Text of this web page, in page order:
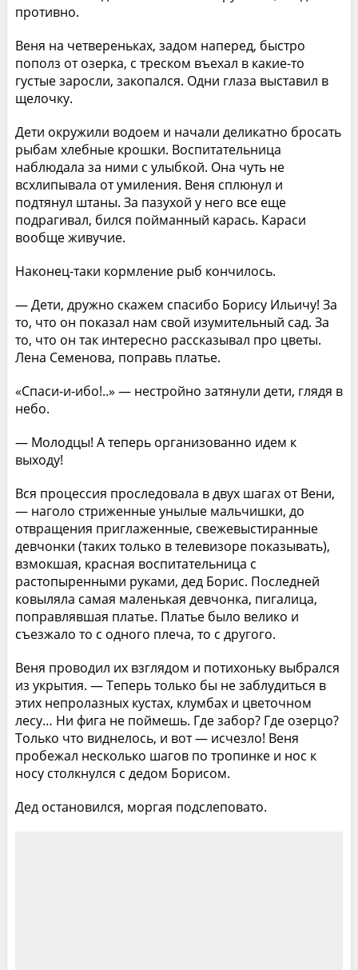
противно.
Веня на четвереньках, задом наперед, быстро
пополз от озерка, с треском въехал в какие-то
густые заросли, закопался. Одни глаза выставил в
щелочку.
Дети окружили водоем и начали деликатно бросать
рыбам хлебные крошки. Воспитательница
наблюдала за ними с улыбкой. Она чуть не
всхлипывала от умиления. Веня сплюнул и
подтянул штаны. За пазухой у него все еще
подрагивал, бился пойманный карась. Караси
вообще живучие.
Наконец-таки кормление рыб кончилось.
— Дети, дружно скажем спасибо Борису Ильичу! За
то, что он показал нам свой изумительный сад. За
то, что он так интересно рассказывал про цветы.
Лена Семенова, поправь платье.
«Спаси-и-ибо!..» — нестройно затянули дети, глядя в
небо.
— Молодцы! А теперь организованно идем к
выходу!
Вся процессия проследовала в двух шагах от Вени,
— наголо стриженные унылые мальчишки, до
отвращения приглаженные, свежевыстиранные
девчонки (таких только в телевизоре показывать),
взмокшая, красная воспитательница с
растопыренными руками, дед Борис. Последней
ковыляла самая маленькая девчонка, пигалица,
поправлявшая платье. Платье было велико и
съезжало то с одного плеча, то с другого.
Веня проводил их взглядом и потихоньку выбрался
из укрытия. — Теперь только бы не заблудиться в
этих непролазных кустах, клумбах и цветочном
лесу… Ни фига не поймешь. Где забор? Где озерцо?
Только что виднелось, и вот — исчезло! Веня
пробежал несколько шагов по тропинке и нос к
носу столкнулся с дедом Борисом.
Дед остановился, моргая подслеповато.